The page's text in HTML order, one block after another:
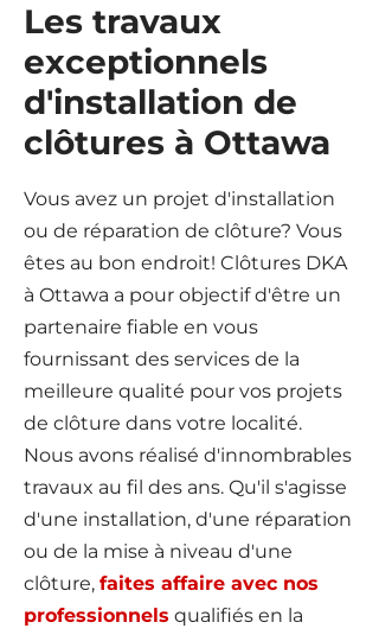
Les travaux
exceptionnels
d'installation de
clôtures à Ottawa
Vous avez un projet d'installation
ou de réparation de clôture? Vous
êtes au bon endroit! Clôtures DKA
à Ottawa a pour objectif d'être un
partenaire fiable en vous
fournissant des services de la
meilleure qualité pour vos projets
de clôture dans votre localité.
Nous avons réalisé d'innombrables
travaux au fil des ans. Qu'il s'agisse
d'une installation, d'une réparation
ou de la mise à niveau d'une
clôture, faites affaire avec nos
professionnels qualifiés en la